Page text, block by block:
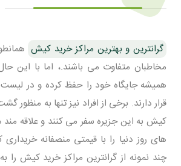
گرانترین و بهترین مراکز خرید کیش
مخاطبان متفاوت می باشند.، اما با این
همیشه جایگاه خود را حفظ کرده و در لیست
قرار دارند. برخی از افراد نیز تنها به منظور
کیش به این جزیره سفر می کنند و علاقه مند
های روز دنیا را با قیمتی منصفانه
چند نمونه از گرانترین مراکز خرید کیش را